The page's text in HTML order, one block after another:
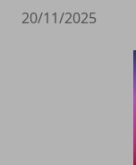
20/11/2025